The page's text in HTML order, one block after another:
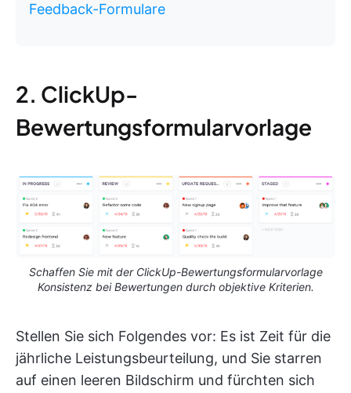
Feedback-Formulare
2. ClickUp-
Bewertungsformularvorlage
Schaffen Sie mit der ClickUp-Bewertungsformularvorlage
Konsistenz bei Bewertungen durch objektive Kriterien.
Stellen Sie sich Folgendes vor: Es ist Zeit für die
jährliche Leistungsbeurteilung, und Sie starren
auf einen leeren Bildschirm und fürchten sich